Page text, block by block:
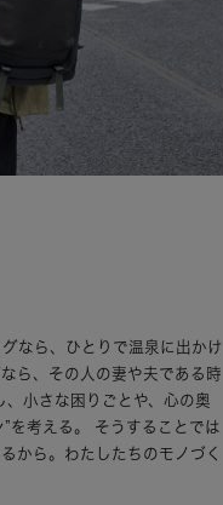
なら、ひとりで温泉に出かけ
ら、その人の妻や夫である時
小さな困りごとや、心の奥
を考える。 そうすることでは
から。わたしたちのモノづく